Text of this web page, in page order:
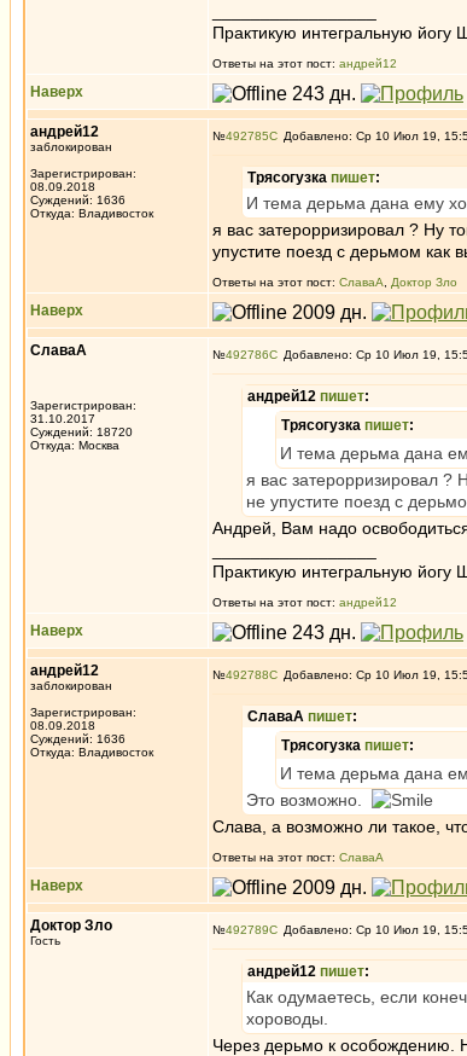
Практикую интегральную йогу
Ответы на этот пост: андрей12
Наверх
андрей12
заблокирован
Зарегистрирован:
08.09.2018
Суждений: 1636
Откуда: Владивосток
№492785 Добавлено: Ср 10 Июл 19,
Трясогузка пишет:
И тема дерьма дана ему
я вас затерорризировал ? Ну
упустите поезд с дерьмом как
Ответы на этот пост: СлаваА Доктор Зло
Наверх
СлаваА
Зарегистрирован:
31.10.2017
Суждений: 18720
Откуда: Москва
№492786 Добавлено: Ср 10 Июл 19,
андрей12 пишет:
Трясогузка пишет:
И тема дерьма дана
я вас затерорризировал ?
не упустите поезд с
Андрей, Вам надо
Практикую интегральную йогу
Ответы на этот пост: андрей12
Наверх
андрей12
заблокирован
Зарегистрирован:
08.09.2018
Суждений: 1636
Откуда: Владивосток
№492788 Добавлено: Ср 10 Июл 19,
СлаваА пишет:
Трясогузка пишет:
И тема дерьма дана
Это возможно.
Слава, а возможно ли такое,
Ответы на этот пост: СлаваА
Наверх
Доктор Зло
Гость
№492789 Добавлено: Ср 10 Июл 19,
андрей12 пишет:
Как одумаетесь, если
хороводы.
Через дерьмо к особождению.